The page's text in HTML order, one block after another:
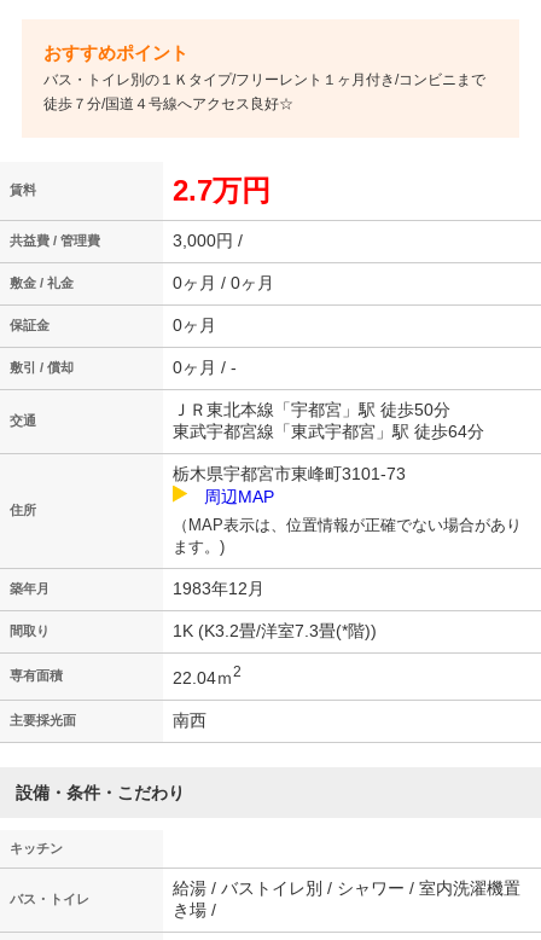
バス・トイレ別の１Ｋタイプ/フリーレント１ヶ月付き/コンビニまで
徒歩７分/国道４号線へアクセス良好☆
賃料 2.7万円
共益費 / 管理費 3,000円 /
敷金 / 礼金 0ヶ月 / 0ヶ月
保証金 0ヶ月
敷引 / 償却 0ヶ月 / -
交通
ＪＲ東北本線「宇都宮」駅 徒歩50分
東武宇都宮線「東武宇都宮」駅 徒歩64分
住所
栃木県宇都宮市東峰町3101-73
周辺MAP
（MAP表示は、位置情報が正確でない場合があり
ます。)
築年月 1983年12月
間取り 1K (K3.2畳/洋室7.3畳(*階))
専有面積 22.04ｍ2
主要採光面 南西
設備・条件・こだわり
キッチン
バス・トイレ
給湯 / バストイレ別 / シャワー / 室内洗濯機置
き場 /